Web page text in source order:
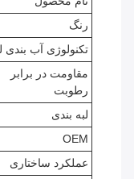
رنگ
تکنولوژی آب بندی
مقاومت در برابر
رطوبت
لبه بندی
OEM
عملکرد ساختاری